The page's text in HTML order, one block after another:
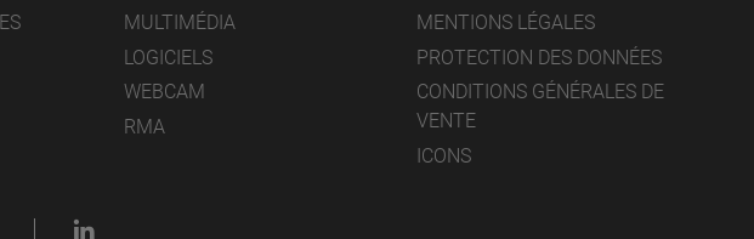
MULTIMÉDIA
LOGICIELS
WEBCAM
RMA
MENTIONS LÉGALES
PROTECTION DES DONNÉES
CONDITIONS GÉNÉRALES DE
VENTE
ICONS